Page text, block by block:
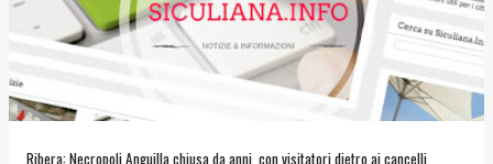
s
Ribera: Necropoli Anguilla chiusa da anni, con visitatori dietro ai cancelli